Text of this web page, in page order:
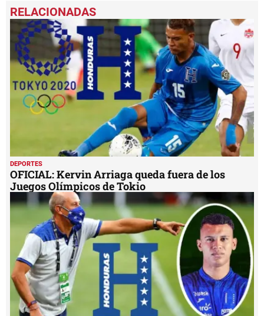
DEPORTES
OFICIAL: Kervin Arriaga queda fuera de los
Juegos Olímpicos de Tokio